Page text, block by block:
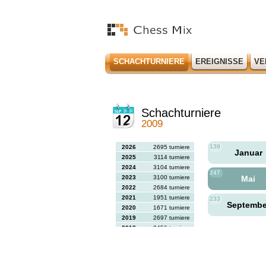
SCHACHTURNIERE EREIGNISSE
Schachturniere
2009
2026
2695 turniere
2025
3114 turniere
2024
3104 turniere
2023
3100 turniere
2022
2684 turniere
2021
1951 turniere
2020
1671 turniere
2019
2697 turniere
2018
2456 turniere
139
Januar
247
Mai
233